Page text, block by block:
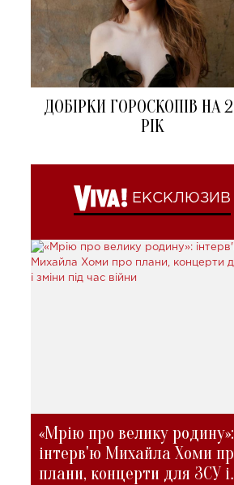
ДОБІРКИ ГОРОСКОПІВ НА
РІК
ЕКСКЛЮЗИВ
«Мрію про велику родину»:
інтерв'ю Михайла Хоми
плани, концерти для ЗСУ і